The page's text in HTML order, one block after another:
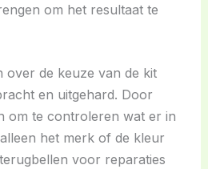
om het resultaat te
over de keuze van de kit
en uitgehard. Door
om te controleren wat er in
het merk of de kleur
voor reparaties